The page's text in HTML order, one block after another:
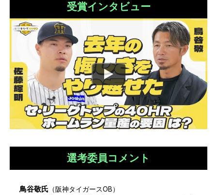
受賞インタビュー
選考委員コメント
鳥谷敬氏 （阪神タイガースOB）